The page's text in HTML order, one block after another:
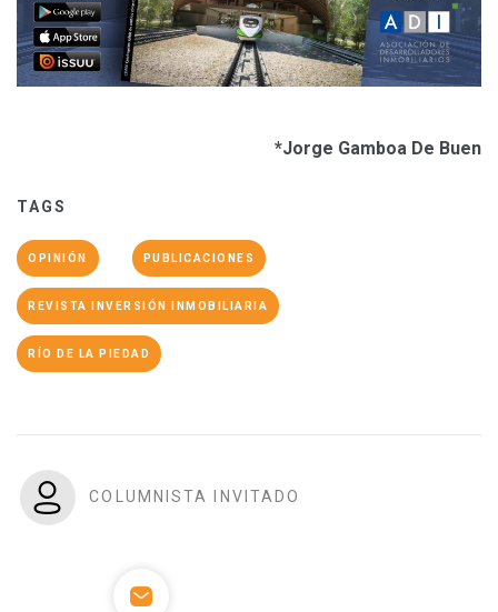
*Jorge Gamboa De Buen
TAGS
OPINIÓN PUBLICACIONES
REVISTA INVERSIÓN INMOBILIARIA
RÍO DE LA PIEDAD
COLUMNISTA INVITADO